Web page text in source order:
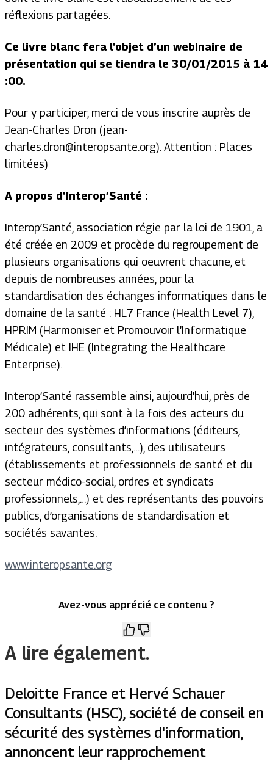
réflexions partagées.
Ce livre blanc fera l’objet d’un webinaire de
présentation qui se tiendra le 30/01/2015 à 14
:00.
Pour y participer, merci de vous inscrire auprès de
Jean-Charles Dron (jean-
charles.dron@interopsante.org). Attention : Places
limitées)
A propos d’Interop’Santé :
Interop’Santé, association régie par la loi de 1901, a
été créée en 2009 et procède du regroupement de
plusieurs organisations qui oeuvrent chacune, et
depuis de nombreuses années, pour la
standardisation des échanges informatiques dans le
domaine de la santé : HL7 France (Health Level 7),
HPRIM (Harmoniser et Promouvoir l’Informatique
Médicale) et IHE (Integrating the Healthcare
Enterprise).
Interop’Santé rassemble ainsi, aujourd’hui, près de
200 adhérents, qui sont à la fois des acteurs du
secteur des systèmes d’informations (éditeurs,
intégrateurs, consultants,…), des utilisateurs
(établissements et professionnels de santé et du
secteur médico-social, ordres et syndicats
professionnels,…) et des représentants des pouvoirs
publics, d’organisations de standardisation et
sociétés savantes.
www.interopsante.org
Avez-vous apprécié ce contenu ?
A lire également.
Deloitte France et Hervé Schauer
Consultants (HSC), société de conseil en
sécurité des systèmes d'information,
annoncent leur rapprochement